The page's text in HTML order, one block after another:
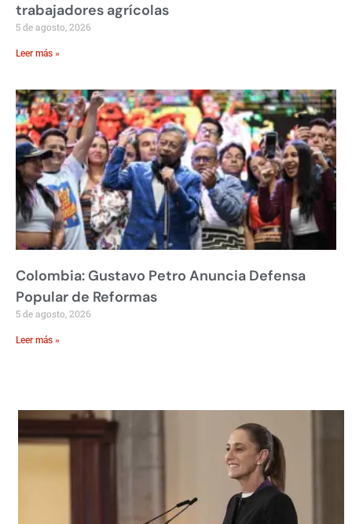
trabajadores agrícolas
5 de agosto, 2026
Leer más »
Colombia: Gustavo Petro Anuncia Defensa
Popular de Reformas
5 de agosto, 2026
Leer más »